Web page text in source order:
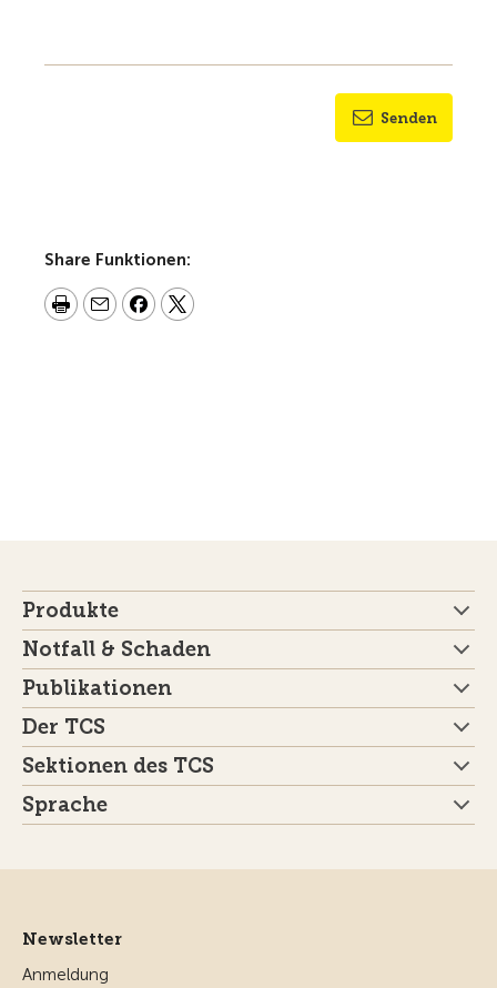
Senden
Share Funktionen:
Produkte
Notfall & Schaden
Publikationen
Der TCS
Sektionen des TCS
Sprache
Newsletter
Anmeldung